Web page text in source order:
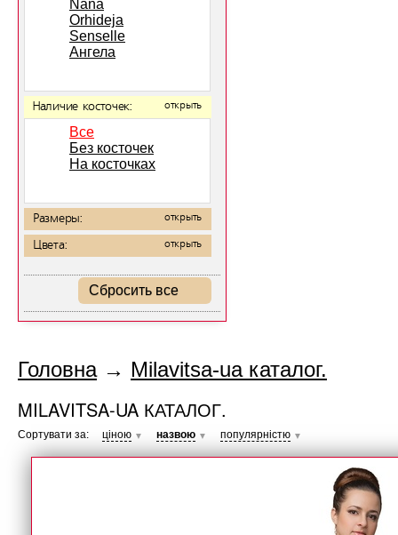
Nana
Orhideja
Senselle
Ангела
Наличие косточек: открыть
Все
Без косточек
На косточках
Размеры: открыть
Цвета: открыть
Сбросить все
Головна→ Milavitsa-ua каталог.
MILAVITSA-UA КАТАЛОГ.
Сортувати за: ціною ▼ назвою ▼ популярністю ▼